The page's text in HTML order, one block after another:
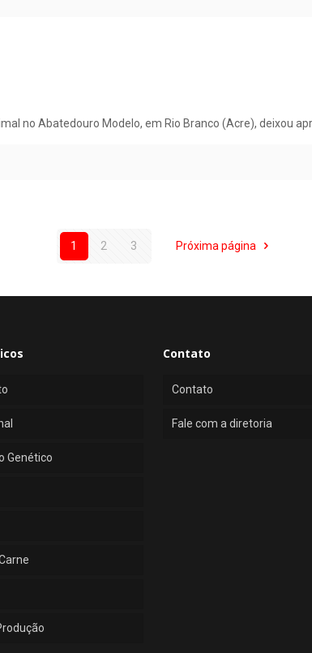
no Abatedouro Modelo, em Rio Branco (Acre), deixou
1 2 3 Próxima página
Genético
Contato
Contato
Fale com a diretoria